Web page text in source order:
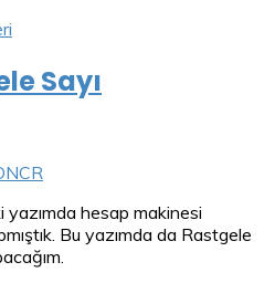
Sayı
hesap makinesi
Bu yazımda da Rastgele